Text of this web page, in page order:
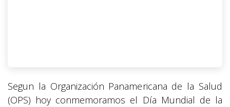
Segun la Organización Panamericana de la Salud
(OPS) hoy conmemoramos el Día Mundial de la